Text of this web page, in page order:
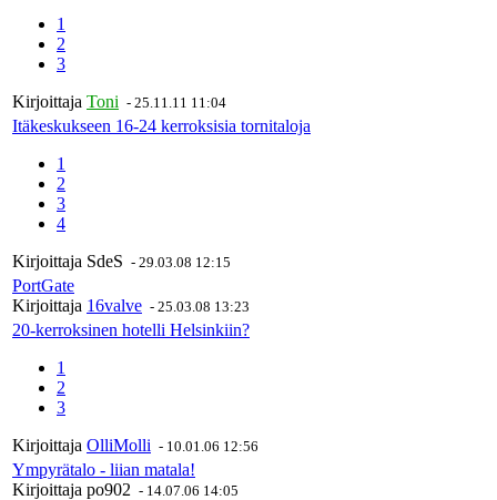
1
2
3
Kirjoittaja Toni - 25.11.11 11:04
Itäkeskukseen 16-24 kerroksisia tornitaloja
1
2
3
4
Kirjoittaja SdeS - 29.03.08 12:15
PortGate
Kirjoittaja 16valve - 25.03.08 13:23
20-kerroksinen hotelli Helsinkiin?
1
2
3
Kirjoittaja OlliMolli - 10.01.06 12:56
Ympyrätalo - liian matala!
Kirjoittaja po902 - 14.07.06 14:05